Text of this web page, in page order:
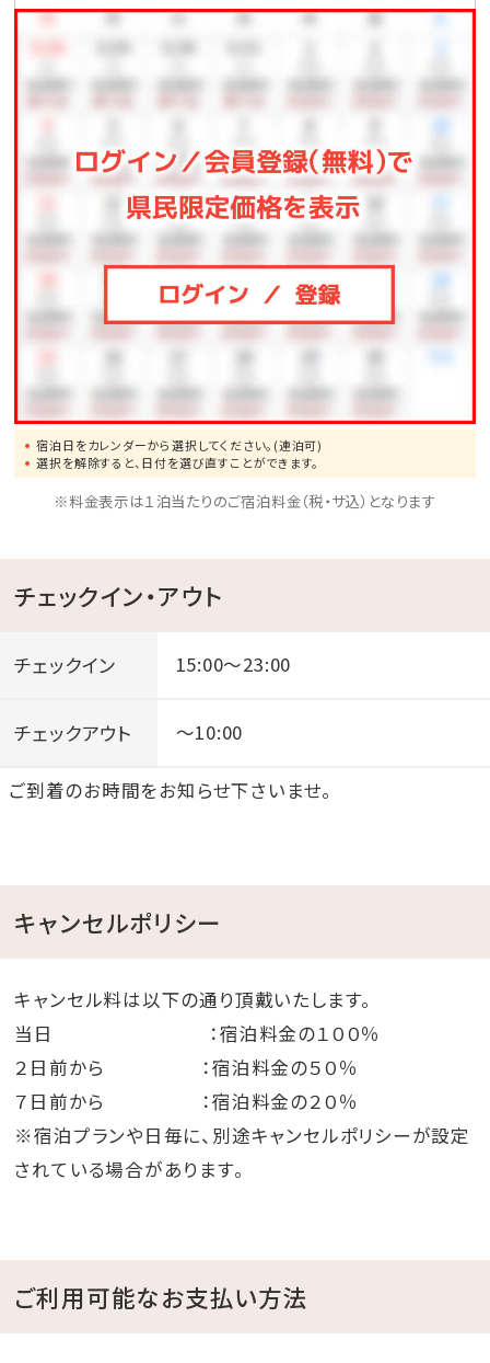
●那覇空港まで、車で約1.5時間
●一度は行ってみたい!美ら海水族館まで、車で約50分
●モンドセレクション受賞作品多数!御菓子御殿「恩納
店」まで、車で約2分
●崖の下に広がるエメラルドの美しい海!万座毛まで、
車で約10分
●ブセナリゾートの海中展望塔まで、車で約15分
●歴代琉球王の居城・首里城まで、車で約60分
宿泊日をカレンダーから選択してください。(連泊可)
選択を解除すると、日付を選び直すことができます。
※料金表示は１泊当たりのご宿泊料金（税・サ込）となります
チェックイン・アウト
チェックイン 15:00～23:00
チェックアウト ～10:00
ご到着のお時間をお知らせ下さいませ。
キャンセルポリシー
キャンセル料は以下の通り頂戴いたします。
当日 ：宿泊料金の１００％
２日前から ：宿泊料金の５０％
７日前から ：宿泊料金の２０％
※宿泊プランや日毎に、別途キャンセルポリシーが設定
されている場合があります。
ご利用可能なお支払い方法